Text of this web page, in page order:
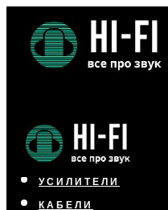
НАУШНИКИ
АКУСТИКА
УСИЛИТЕЛИ
КАБЕЛИ